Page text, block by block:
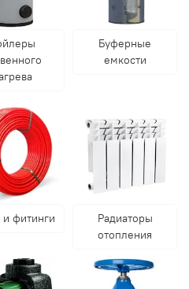
Буферные
емкости
и фитинги
Радиаторы
отопления